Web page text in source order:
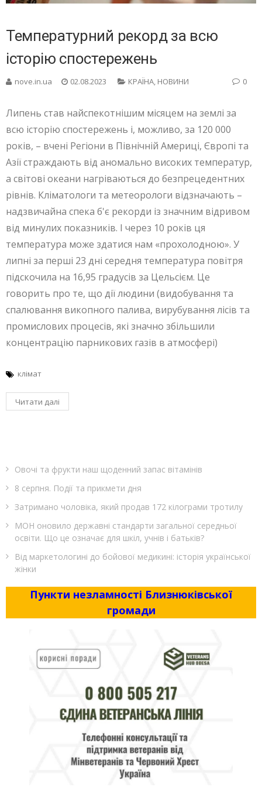
Температурний рекорд за всю
історію спостережень
nove.in.ua 02.08.2023 КРАЇНА, НОВИНИ 0
Липень став найспекотнішим місяцем на землі за
всю історію спостережень і, можливо, за 120 000
років, – вчені Регіони в Північній Америці, Європі та
Азії страждають від аномально високих температур,
а світові океани нагріваються до безпрецедентних
рівнів. Кліматологи та метеорологи відзначають –
надзвичайна спека б'є рекорди із значним відривом
від минулих показників. І через 10 років ця
температура може здатися нам «прохолодною». У
липні за перші 23 дні середня температура повітря
підскочила на 16,95 градусів за Цельсієм. Це
говорить про те, що дії людини (видобування та
спалювання викопного палива, вирубування лісів та
промислових процесів, які значно збільшили
концентрацію парникових газів в атмосфері)
клімат
Читати далі
Овочі та фрукти наш щоденний запас вітамінів
8 серпня. Події та прикмети дня
Затримано чоловіка, який продав 172 кілограми тротилу
МОН оновило державні стандарти загальної середньої
освіти. Що це означає для шкіл, учнів і батьків?
Від маркетологині до бойової медикині: історія української
жінки
Пункти незламності Близнюківської
громади